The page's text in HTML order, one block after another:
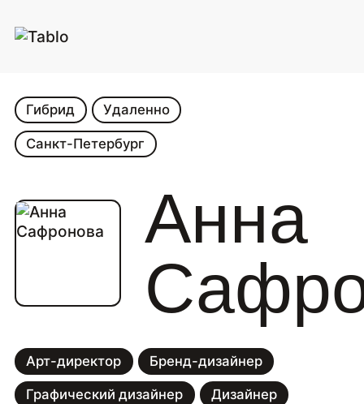
Анна
Арт-директор Бренд-дизайнер
Графический дизайнер Дизайнер
Гибрид Удаленно
Санкт-Петербург